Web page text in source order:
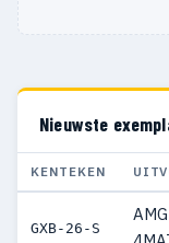
Nieuwste
KENTEKEN
GXB-26-S